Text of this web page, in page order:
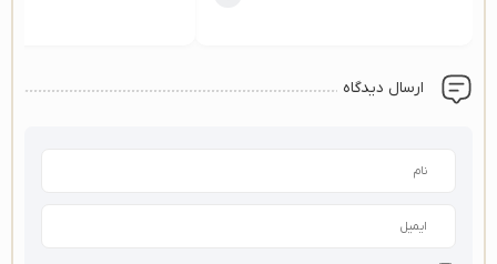
ارسال دیدگاه